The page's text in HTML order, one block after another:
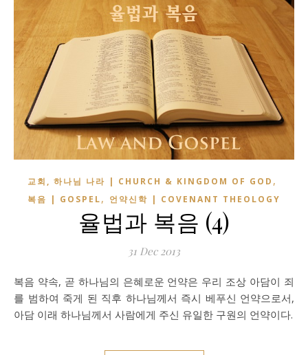
교회, 하나님 나라 | CHURCH & KINGDOM OF GOD ,
복음 | GOSPEL, 언약신학 | COVENANT THEOLOGY
율법과 복음 (4)
31 Dec 2013
복음 약속, 곧 하나님의 은혜로운 언약은 우리 조상 아담이 죄
를 범하여 죽게 된 직후 하나님께서 즉시 베푸신 언약으로서,
아담 이래 하나님께서 사람에게 주신 유일한 구원의 언약이다.